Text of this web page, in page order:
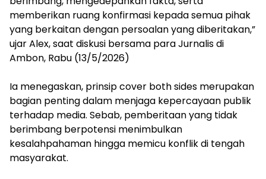
memberikan ruang konfirmasi kepada semua pihak
yang berkaitan dengan persoalan yang diberitakan,”
ujar Alex, saat diskusi bersama para Jurnalis di
Ambon, Rabu (13/5/2026)
Ia menegaskan, prinsip cover both sides merupakan
bagian penting dalam menjaga kepercayaan publik
terhadap media. Sebab, pemberitaan yang tidak
berimbang berpotensi menimbulkan
kesalahpahaman hingga memicu konflik di tengah
masyarakat.